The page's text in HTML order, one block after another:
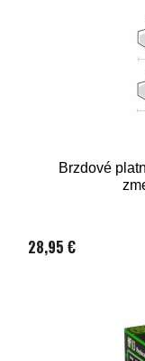
Brzdové
28,95 €